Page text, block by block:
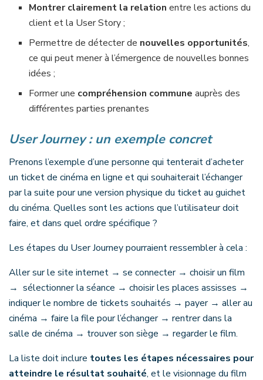
Montrer clairement la relation entre les actions du
client et la User Story ;
Permettre de détecter de nouvelles opportunités,
ce qui peut mener à l’émergence de nouvelles bonnes
idées ;
Former une compréhension commune auprès des
différentes parties prenantes
User Journey : un exemple concret
Prenons l’exemple d’une personne qui tenterait d’acheter
un ticket de cinéma en ligne et qui souhaiterait l’échanger
par la suite pour une version physique du ticket au guichet
du cinéma. Quelles sont les actions que l’utilisateur doit
faire, et dans quel ordre spécifique ?
Les étapes du User Journey pourraient ressembler à cela :
Aller sur le site internet → se connecter → choisir un film
→ sélectionner la séance → choisir les places assisses →
indiquer le nombre de tickets souhaités → payer → aller au
cinéma → faire la file pour l’échanger → rentrer dans la
salle de cinéma → trouver son siège → regarder le film.
La liste doit inclure toutes les étapes nécessaires pour
atteindre le résultat souhaité, et le visionnage du film